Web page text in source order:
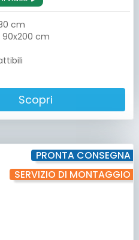
cm
cm
Scopri
PRONTA CONSEGNA
SERVIZIO DI MONTAGGIO